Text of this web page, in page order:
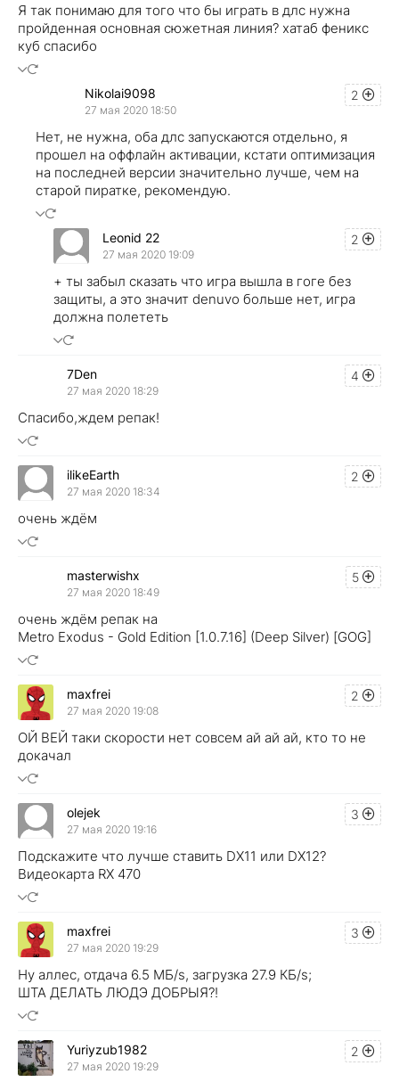
Я так понимаю для того что бы играть в длс нужна
пройденная основная сюжетная линия? хатаб феникс
куб спасибо
2
Nikolai9098
27 мая 2020 18:50
Нет, не нужна, оба длс запускаются отдельно, я
прошел на оффлайн активации, кстати оптимизация
на последней версии значительно лучше, чем на
старой пиратке, рекомендую.
2
Leonid 22
27 мая 2020 19:09
+ ты забыл сказать что игра вышла в гоге без
защиты, а это значит denuvo больше нет, игра
должна полететь
4
7Den
27 мая 2020 18:29
Спасибо,ждем репак!
2
ilikeEarth
27 мая 2020 18:34
очень ждём
5
masterwishx
27 мая 2020 18:49
очень ждём репак на
Metro Exodus - Gold Edition [1.0.7.16] (Deep Silver) [GOG]
2
maxfrei
27 мая 2020 19:08
ОЙ ВЕЙ таки скорости нет совсем ай ай ай, кто то не
докачал
3
olejek
27 мая 2020 19:16
Подскажите что лучше ставить DX11 или DX12?
Видеокарта RX 470
3
maxfrei
27 мая 2020 19:29
Ну аллес, отдача 6.5 МБ/s, загрузка 27.9 КБ/s;
ШТА ДЕЛАТЬ ЛЮДЭ ДОБРЫЯ?!
2
Yuriyzub1982
27 мая 2020 19:29